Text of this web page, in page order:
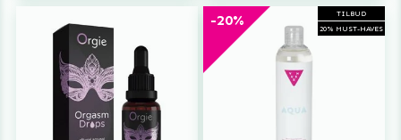
TILBUD
20% MUST-HAVES
-20%